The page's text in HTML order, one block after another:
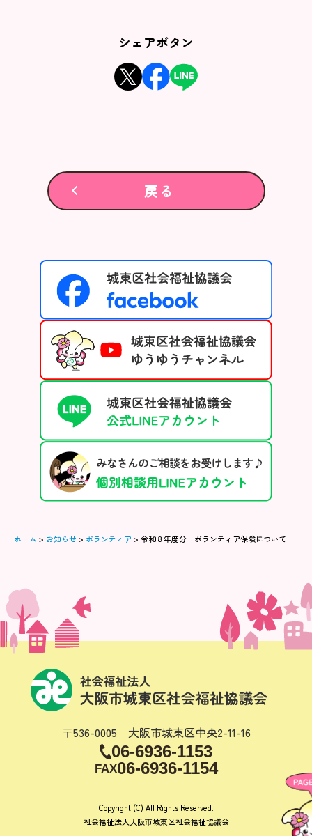
シェアボタン
戻る
ホーム > お知らせ > ボランティア > 令和８年度分 ボランティア保険について
〒536-0005 大阪市城東区中央2-11-16
06-6936-1153
FAX06-6936-1154
Copyright (C) All Rights Reserved.
社会福祉法人大阪市城東区社会福祉協議会